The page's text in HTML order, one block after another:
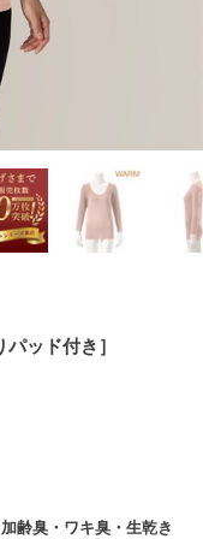
ッド付き］
齢臭・ワキ臭・生乾き